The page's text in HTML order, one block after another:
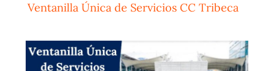
Ventanilla Única de Servicios CC Tribeca